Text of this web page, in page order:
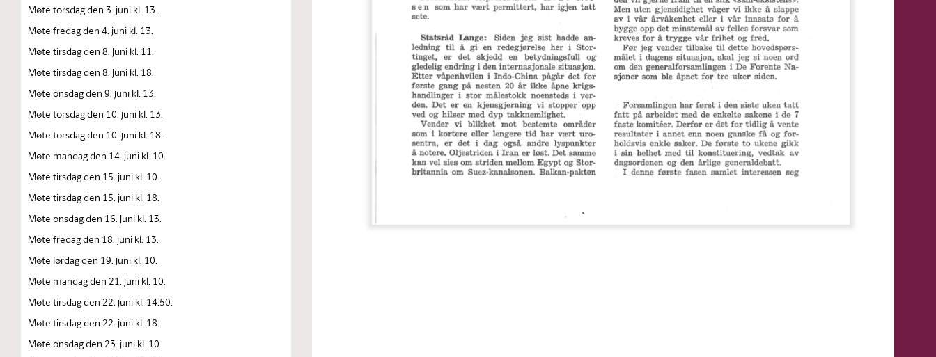
Møte torsdag den 3. juni kl. 13.
Møte fredag den 4. juni kl. 13.
Møte tirsdag den 8. juni kl. 11.
Møte tirsdag den 8. juni kl. 18.
Møte onsdag den 9. juni kl. 13.
Møte torsdag den 10. juni kl. 13.
Møte torsdag den 10. juni kl. 18.
Møte mandag den 14. juni kl. 10.
Møte tirsdag den 15. juni kl. 10.
Møte tirsdag den 15. juni kl. 18.
Møte onsdag den 16. juni kl. 13.
Møte fredag den 18. juni kl. 13.
Møte lørdag den 19. juni kl. 10.
Møte mandag den 21. juni kl. 10.
Møte tirsdag den 22. juni kl. 14.50.
Møte tirsdag den 22. juni kl. 18.
Møte onsdag den 23. juni kl. 10.